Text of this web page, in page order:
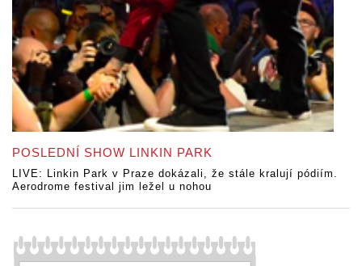
POSLEDNÍ SHOW LINKIN PARK
LIVE: Linkin Park v Praze dokázali, že stále kralují pódiím.
Aerodrome festival jim ležel u nohou